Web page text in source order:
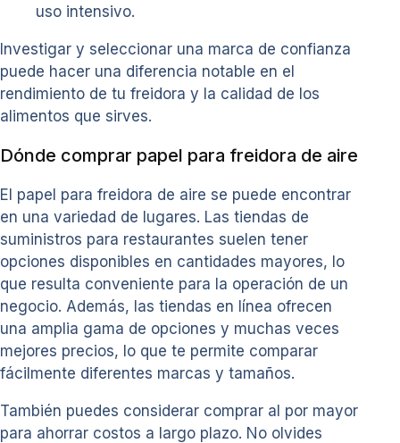
uso intensivo.
Investigar y seleccionar una marca de confianza
puede hacer una diferencia notable en el
rendimiento de tu freidora y la calidad de los
alimentos que sirves.
Dónde comprar papel para freidora de aire
El papel para freidora de aire se puede encontrar
en una variedad de lugares. Las tiendas de
suministros para restaurantes suelen tener
opciones disponibles en cantidades mayores, lo
que resulta conveniente para la operación de un
negocio. Además, las tiendas en línea ofrecen
una amplia gama de opciones y muchas veces
mejores precios, lo que te permite comparar
fácilmente diferentes marcas y tamaños.
También puedes considerar comprar al por mayor
para ahorrar costos a largo plazo. No olvides